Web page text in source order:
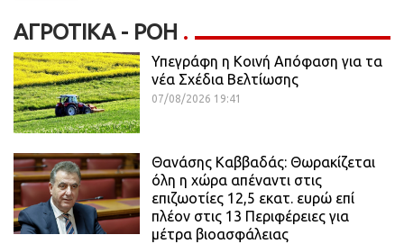
ΑΓΡΟΤΙΚΆ - ΡΟΗ
Υπεγράφη η Κοινή Απόφαση για τα
νέα Σχέδια Βελτίωσης
07/08/2026 19:41
Θανάσης Καββαδάς: Θωρακίζεται
όλη η χώρα απέναντι στις
επιζωοτίες 12,5 εκατ. ευρώ επί
πλέον στις 13 Περιφέρειες για
μέτρα βιοασφάλειας